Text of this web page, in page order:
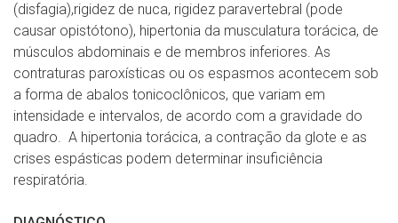
(disfagia),rigidez de nuca, rigidez paravertebral (pode
causar opistótono), hipertonia da musculatura torácica, de
músculos abdominais e de membros inferiores. As
contraturas paroxísticas ou os espasmos acontecem sob
a forma de abalos tonicoclônicos, que variam em
intensidade e intervalos, de acordo com a gravidade do
quadro. A hipertonia torácica, a contração da glote e as
crises espásticas podem determinar insuficiência
respiratória.